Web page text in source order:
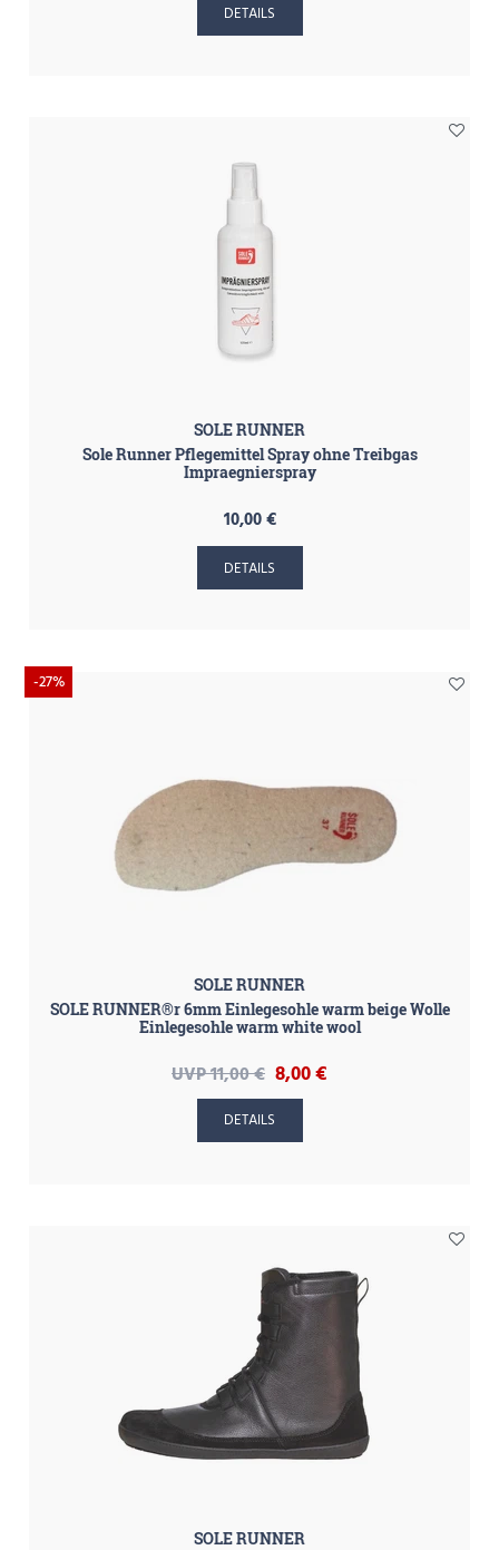
DETAILS
SOLE RUNNER
Sole Runner Pflegemittel Spray ohne Treibgas
Impraegnierspray
10,00 €
DETAILS
-27%
SOLE RUNNER
SOLE RUNNER®r 6mm Einlegesohle warm beige Wolle
Einlegesohle warm white wool
UVP 11,00 € 8,00 €
DETAILS
SOLE RUNNER